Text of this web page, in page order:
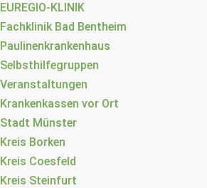
EUREGIO-KLINIK
Fachklinik Bad Bentheim
Paulinenkrankenhaus
Selbsthilfegruppen
Veranstaltungen
Krankenkassen vor Ort
Stadt Münster
Kreis Borken
Kreis Coesfeld
Kreis Steinfurt